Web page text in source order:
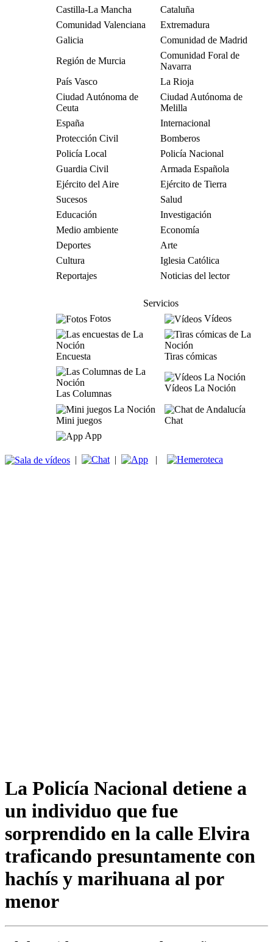
Castilla-La Mancha
Cataluña
Comunidad Valenciana
Extremadura
Galicia
Comunidad de Madrid
Región de Murcia
Comunidad Foral de
Navarra
País Vasco
La Rioja
Ciudad Autónoma de
Ceuta
Ciudad Autónoma de
Melilla
España
Internacional
Protección Civil
Bomberos
Policía Local
Policía Nacional
Guardia Civil
Armada Española
Ejército del Aire
Ejército de Tierra
Sucesos
Salud
Educación
Investigación
Medio ambiente
Economía
Deportes
Arte
Cultura
Iglesia Católica
Reportajes
Noticias del lector
Servicios
Fotos
Vídeos
Encuesta Tiras cómicas
Las Columnas
Vídeos La Noción
Mini juegos
Chat
App
| | |
La Policía Nacional detiene a
un individuo que fue
sorprendido en la calle Elvira
traficando presuntamente con
hachís y marihuana al por
menor